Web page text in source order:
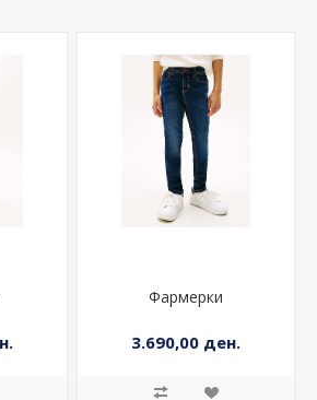
Фармерки
3.690,00 ден.